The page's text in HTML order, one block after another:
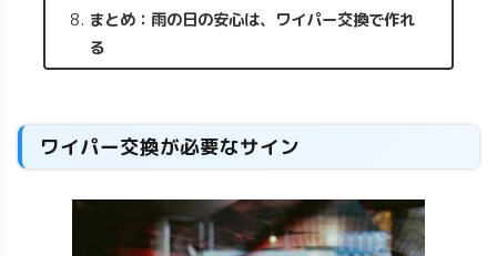
まとめ：雨の日の安心は、ワイパー交換で作れ
る
ワイパー交換が必要なサイン